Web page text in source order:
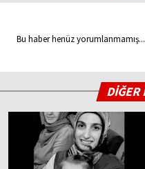
Bu haber henüz yorumlanmamış...
DİĞER